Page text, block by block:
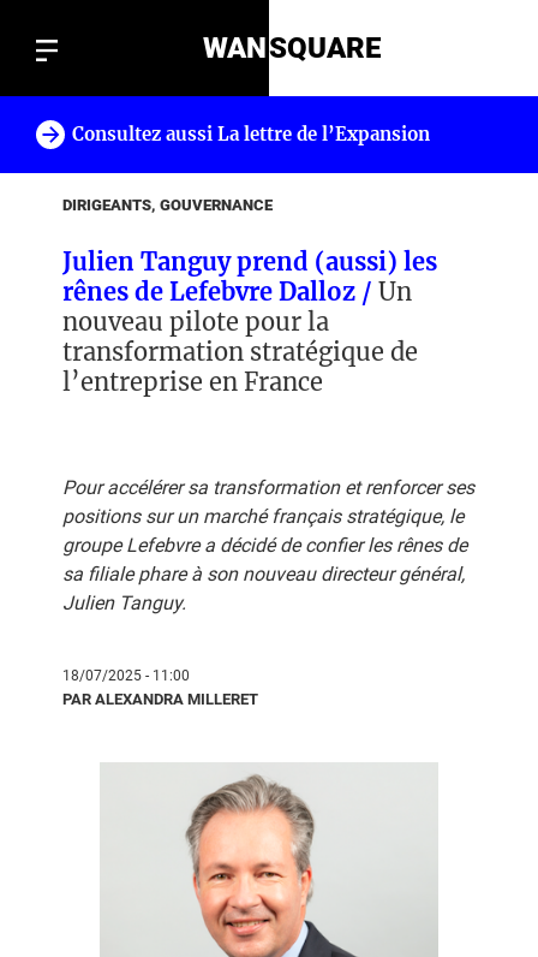
WANSQUARE
Consultez aussi La lettre de l’Expansion
DIRIGEANTS, GOUVERNANCE
Julien Tanguy prend (aussi) les
rênes de Lefebvre Dalloz / Un
nouveau pilote pour la
transformation stratégique de
l’entreprise en France
Pour accélérer sa transformation et renforcer ses
positions sur un marché français stratégique, le
groupe Lefebvre a décidé de confier les rênes de
sa filiale phare à son nouveau directeur général,
Julien Tanguy.
18/07/2025 - 11:00
PAR ALEXANDRA MILLERET